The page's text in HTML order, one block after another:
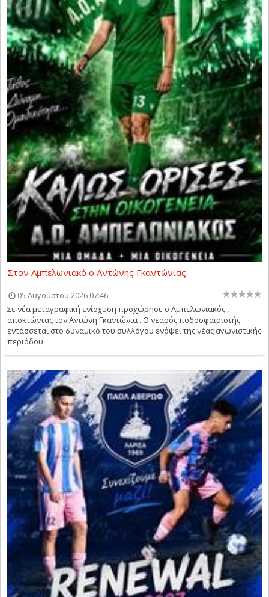
Στον Αμπελωνιακό ο Αντώνης Γκαντώνιας
05 Αυγούστου 2026 07:46
Σε νέα μεταγραφική ενίσχυση προχώρησε ο Αμπελωνιακός ,
αποκτώντας τον Αντώνη Γκαντώνια . Ο νεαρός ποδοσφαιριστής
εντάσσεται στο δυναμικό του συλλόγου ενόψει της νέας αγωνιστικής
περιόδου.